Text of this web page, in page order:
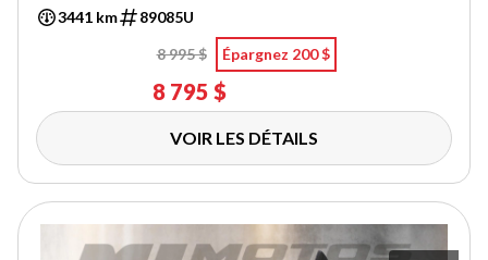
3441 km
89085U
8 995 $
Épargnez 200 $
8 795 $
VOIR LES DÉTAILS